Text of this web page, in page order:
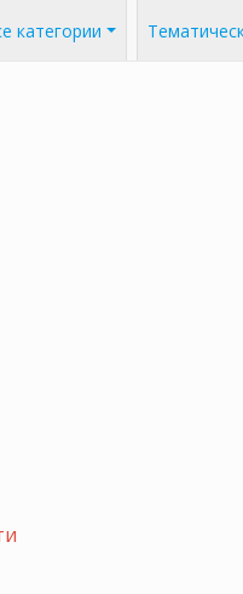
категории